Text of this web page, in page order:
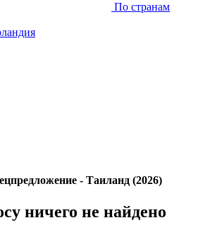
По странам
- Таиланд (2026)
ничего не найдено